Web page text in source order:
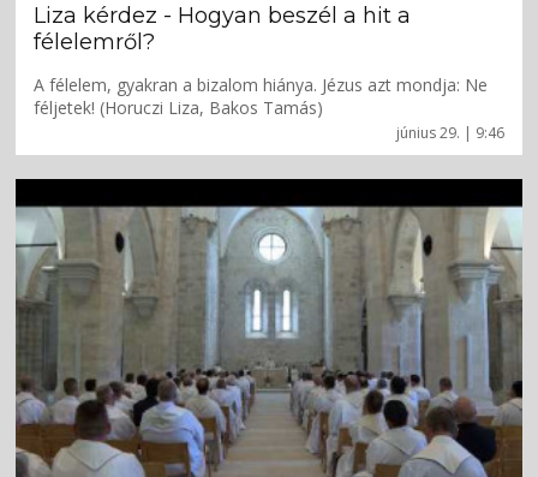
június 29. | 9:46
Liza kérdez - Hogyan beszél a hit a
félelemről?
A félelem, gyakran a bizalom hiánya. Jézus azt mondja: Ne
féljetek! (Horuczi Liza, Bakos Tamás)